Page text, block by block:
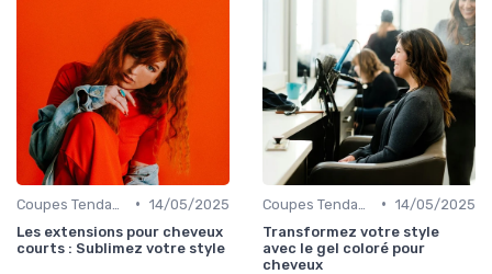
• 14/05/2025
Les extensions pour cheveux
courts : Sublimez votre style
• 14/05/2025
Transformez votre style
avec le gel coloré pour
cheveux